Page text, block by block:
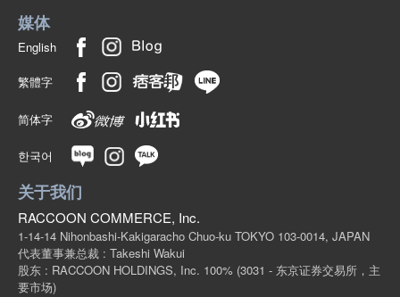
媒体
English
繁體字
简体字
한국어
关于我们
RACCOON COMMERCE, Inc.
1-14-14 Nihonbashi-Kakigaracho Chuo-ku TOKYO 103-0014, JAPAN
代表董事兼总裁 : Takeshi Wakui
股东 : RACCOON HOLDINGS, Inc. 100% (3031 - 东京证券交易所，主
要市场)